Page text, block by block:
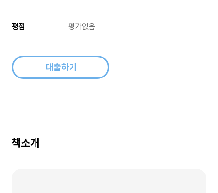
평점 평가없음
대출하기
책소개